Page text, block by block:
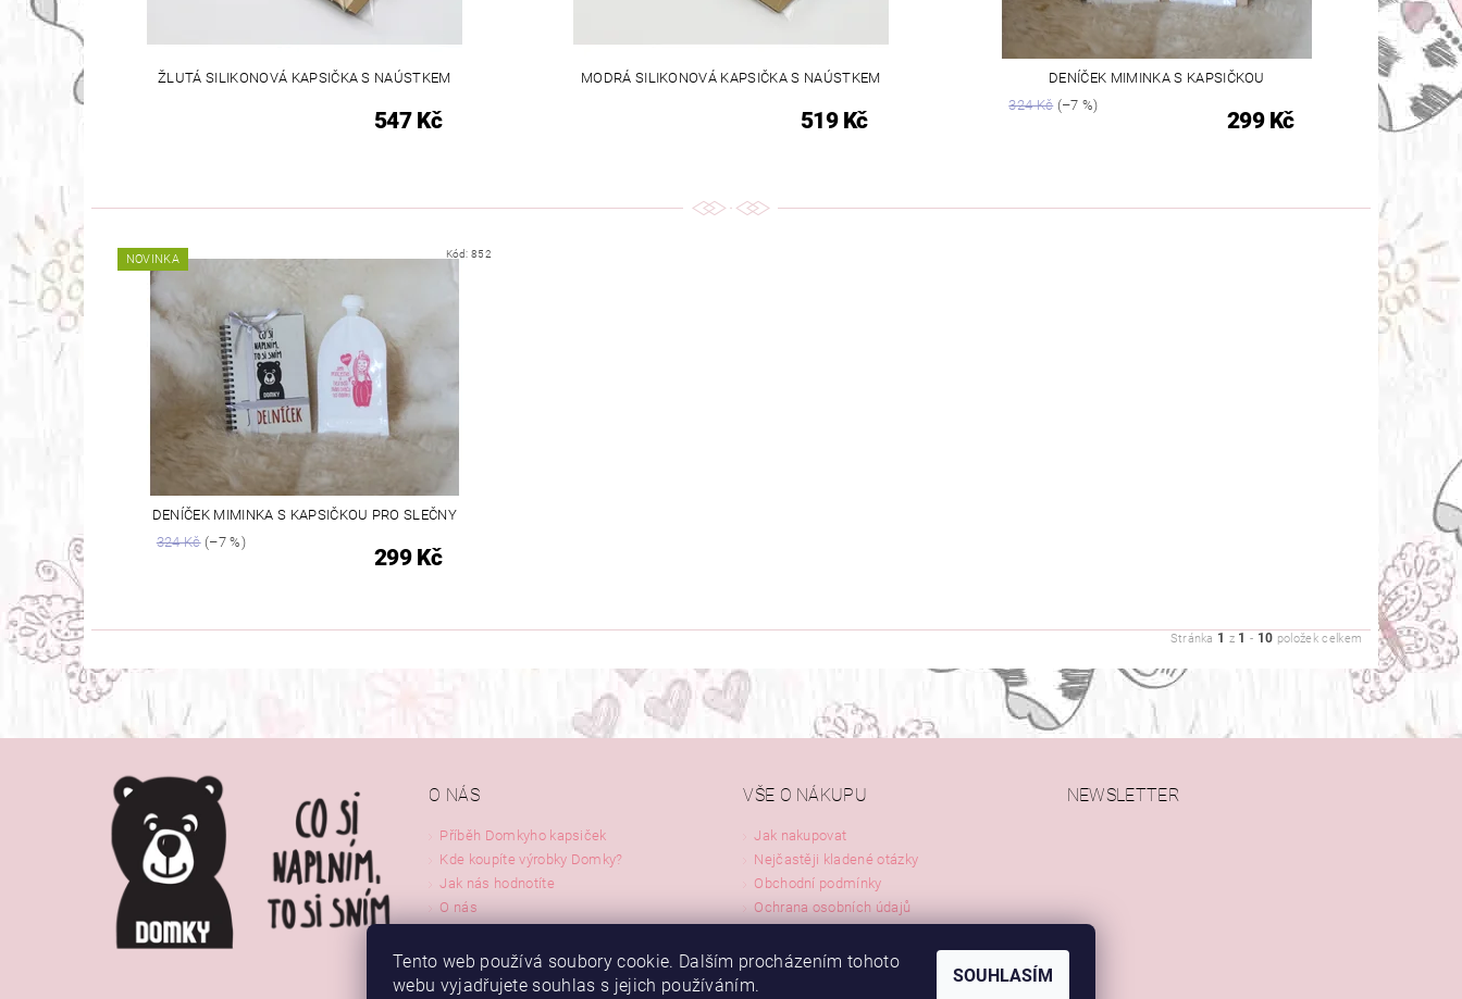
ŽLUTÁ SILIKONOVÁ KAPSIČKA S NAÚSTKEM
547 Kč
MODRÁ SILIKONOVÁ KAPSIČKA S NAÚSTKEM
519 Kč
DENÍČEK MIMINKA S KAPSIČKOU
324 Kč(–7 %)
299 Kč
NOVINKA Kód:852
DENÍČEK MIMINKA S KAPSIČKOU PRO SLEČNY
324 Kč(–7 %)
299 Kč
Stránka 1 z 1 - 10 položek celkem
O NÁS
Příběh Domkyho kapsiček
Kde koupíte výrobky Domky?
Jak nás hodnotíte
O nás
VŠE O NÁKUPU
Jak nakupovat
Nejčastěji kladené otázky
Obchodní podmínky
Ochrana osobních údajů
NEWSLETTER
NajduZboží.cz
Tento web používá soubory cookie. Dalším procházením tohoto
webu vyjadřujete souhlas s jejich používáním.
SOUHLASÍM